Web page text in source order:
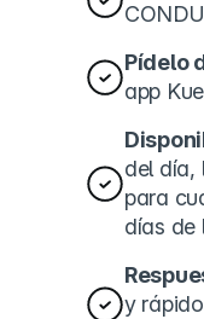
Pídelo
app
del día,
para
días de
y